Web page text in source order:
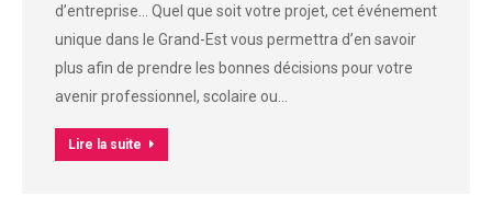
d’entreprise… Quel que soit votre projet, cet événement
unique dans le Grand-Est vous permettra d’en savoir
plus afin de prendre les bonnes décisions pour votre
avenir professionnel, scolaire ou…
Lire la suite